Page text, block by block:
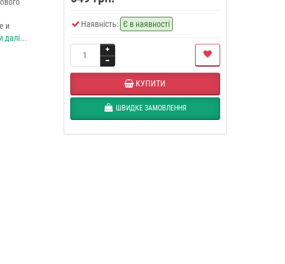
и
далі...
Наявність: Є в наявності
КУПИТИ
ШВИДКЕ ЗАМОВЛЕННЯ